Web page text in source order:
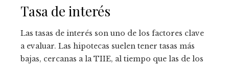
Tasa de interés
Las tasas de interés son uno de los factores clave
a evaluar. Las hipotecas suelen tener tasas más
bajas, cercanas a la TIIE, al tiempo que las de los